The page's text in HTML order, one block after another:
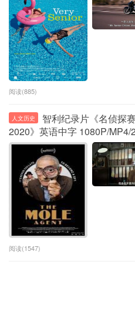
阅读(885)
人文历史
智利纪录片《名侦探
2020》英语中字 1080P/
阅读(1547)